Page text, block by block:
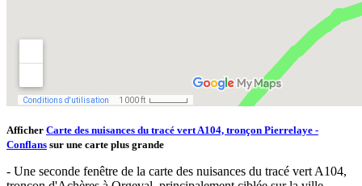
Afficher Carte des nuisances du tracé vert A104, tronçon Pierrelaye -
Conflans sur une carte plus grande
- Une seconde fenêtre de la carte des nuisances du tracé vert A104,